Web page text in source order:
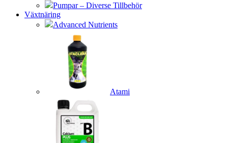
Pumpar – Diverse Tillbehör
Växtnäring
Advanced Nutrients
Atami